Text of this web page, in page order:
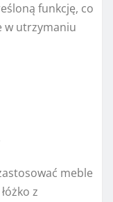
funkcję, co
w utrzymaniu
meble
z